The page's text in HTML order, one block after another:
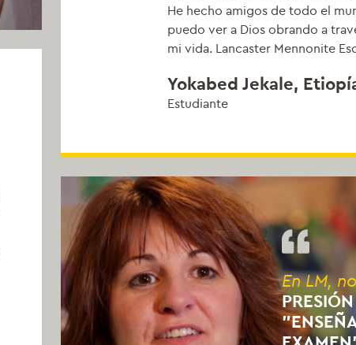
He hecho amigos de todo el
puedo ver a Dios obrando a
mi vida. Lancaster Mennonite
Yokabed Jekale,
Estudiante
En LM,